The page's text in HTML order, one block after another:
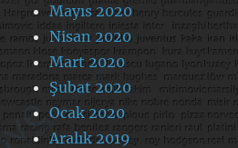
Mayıs 2020
Nisan 2020
Mart 2020
Şubat 2020
Ocak 2020
Aralık 2019